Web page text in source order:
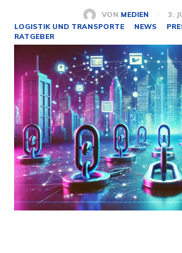
VON MEDIEN
3.
LOGISTIK UND TRANSPORTE
NEWS
RATGEBER